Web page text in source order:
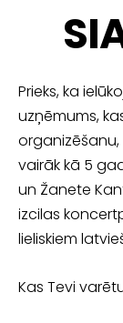
Prieks, ka
uzņēmums,
vairāk kā 5
un Žanete
izcilas
lieliskiem
Kas Tevi